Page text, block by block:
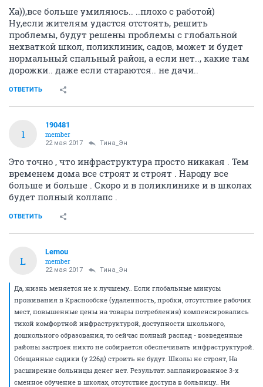
Ха)),все больше умиляюсь.. ..плохо с работой)
Ну,если жителям удастся отстоять, решить
проблемы, будут решены проблемы с глобальной
нехваткой школ, поликлиник, садов, может и будет
нормальный спальный район, а если нет.., какие там
дорожки.. даже если стараются.. не дачи..
ОТВЕТИТЬ
1
190481
member
22 мая 2017 Тина_Эн
Это точно , что инфраструктура просто никакая . Тем
временем дома все строят и строят . Народу все
больше и больше . Скоро и в поликлинике и в школах
будет полный коллапс .
ОТВЕТИТЬ
L
Lemou
member
22 мая 2017 Тина_Эн
Да, жизнь меняется не к лучшему.. Если глобальные минусы
проживания в Краснообске (удаленность, пробки, отсутствие рабочих
мест, повышенные цены на товары потребления) компенсировались
тихой комфортной инфраструктурой, доступности школьного,
дошкольного образования, то сейчас полный распад - возведенные
районы застроек никто не собирается обеспечивать инфраструктурой.
Обещанные садики (у 226д) строить не будут. Школы не строят, На
расширение больницы денег нет. Результат: запланированное 3-х
сменное обучение в школах, отсутствие доступа в больницу.. Ни